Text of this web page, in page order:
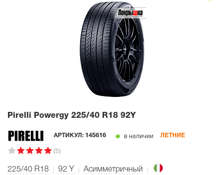
Pirelli Powergy 225/40 R18 92Y
АРТИКУЛ: 145616 в наличии ЛЕТНИЕ
(5)
225/40 R18 92 Y Асимметричный